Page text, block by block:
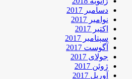
دسامبر 2017
نوامبر 2017
اکتبر 2017
سپتامبر 2017
آگوست 2017
جولای 2017
ژوئن 2017
آوریل 2017